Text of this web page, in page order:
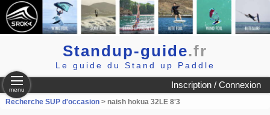
Standup-guide.fr
Le guide du Stand up Paddle
Inscription / Connexion
menu
Recherche SUP d'occasion> naish hokua 32LE 8'3